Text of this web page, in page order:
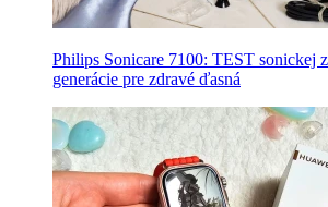
Philips Sonicare 7100: TEST sonickej
generácie pre zdravé ďasná